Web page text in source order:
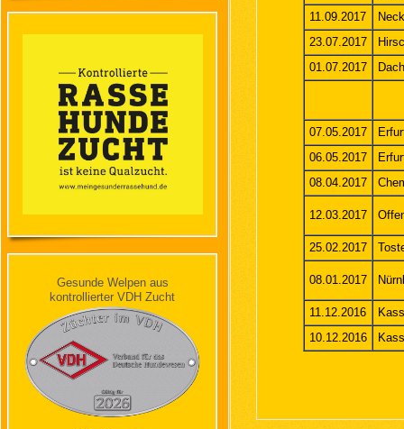
Gesunde Welpen aus
kontrollierter VDH Zucht
11.09.2017
23.07.2017
01.07.2017
07.05.2017
06.05.2017
08.04.2017
12.03.2017
25.02.2017
08.01.2017
11.12.2016
10.12.2016